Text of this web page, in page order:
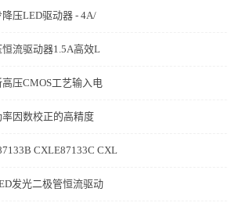
压LED驱动器 - 4A/
流驱动器1.5A高效L
压CMOS工艺输入电
因数校正的高精度
CXLE87133C CXL
发光二极管恒流驱动